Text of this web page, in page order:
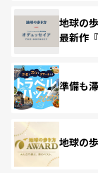
地球の
最新作
準備も
地球の